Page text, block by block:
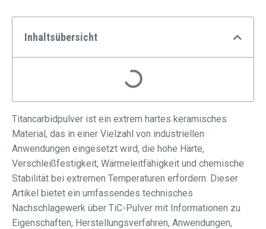
Inhaltsübersicht
Titancarbidpulver ist ein extrem hartes keramisches
Material, das in einer Vielzahl von industriellen
Anwendungen eingesetzt wird, die hohe Härte,
Verschleißfestigkeit, Wärmeleitfähigkeit und chemische
Stabilität bei extremen Temperaturen erfordern. Dieser
Artikel bietet ein umfassendes technisches
Nachschlagewerk über TiC-Pulver mit Informationen zu
Eigenschaften, Herstellungsverfahren, Anwendungen,